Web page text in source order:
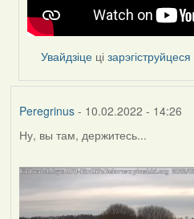
Увайдзіце цізарэгіструйцеся
Peregrinus- 10.02.2022 - 14:26
Ну, вы там, держитесь...